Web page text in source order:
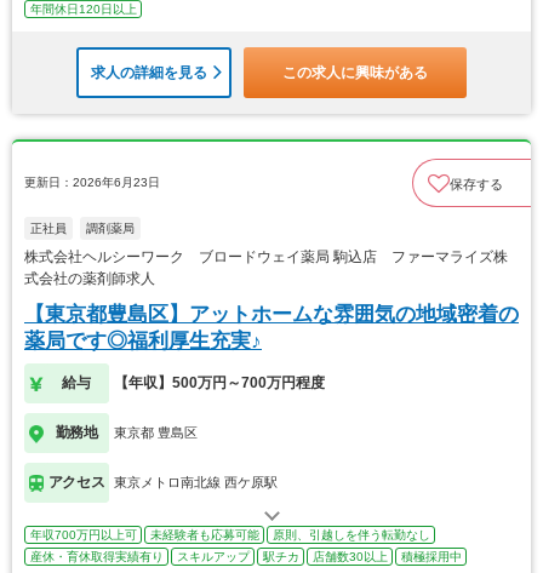
年間休日120日以上
求人の詳細を見る この求人に興味がある
更新日：2026年6月23日 保存する
正社員 調剤薬局
株式会社ヘルシーワーク ブロードウェイ薬局 駒込店 ファーマライズ株
式会社の薬剤師求人
【東京都豊島区】アットホームな雰囲気の地域密着の
薬局です◎福利厚生充実♪
給与 【年収】500万円～700万円程度
勤務地 東京都 豊島区
アクセス 東京メトロ南北線 西ケ原駅
年収700万円以上可 未経験者も応募可能
原則、引越しを伴う転勤なし
産休・育休取得実績有り
スキルアップ 駅チカ 店舗数30以上 積極採用中